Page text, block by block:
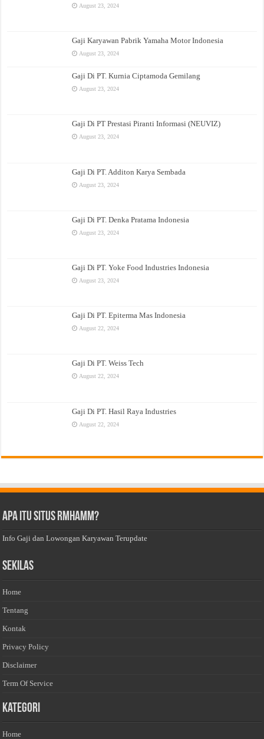
August 23, 2024
Gaji Karyawan Pabrik Yamaha Motor Indonesia
August 23, 2024
Gaji Di PT. Kurnia Ciptamoda Gemilang
August 23, 2024
Gaji Di PT Prestasi Piranti Informasi (NEUVIZ)
August 23, 2024
Gaji Di PT. Additon Karya Sembada
August 23, 2024
Gaji Di PT. Denka Pratama Indonesia
August 23, 2024
Gaji Di PT. Yoke Food Industries Indonesia
August 23, 2024
Gaji Di PT. Epiterma Mas Indonesia
August 22, 2024
Gaji Di PT. Weiss Tech
August 22, 2024
Gaji Di PT. Hasil Raya Industries
August 22, 2024
Apa Itu Situs Rmhamm?
Info Gaji dan Lowongan Karyawan Terupdate
Sekilas
Home
Tentang
Kontak
Privacy Policy
Disclaimer
Term Of Service
Kategori
Home